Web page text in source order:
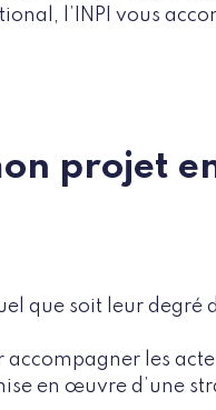
l’INPI vous
projet
que soit leur degré
accompagner les
en œuvre d’une